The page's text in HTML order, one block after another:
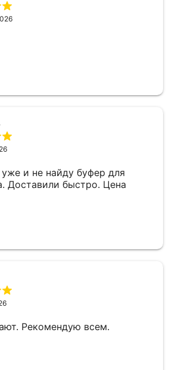
и не найду буфер для
Доставили быстро. Цена
Рекомендую всем.